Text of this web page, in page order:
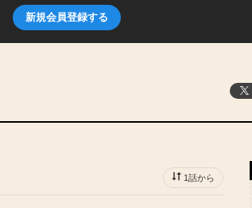
新規会員登録する
1話から